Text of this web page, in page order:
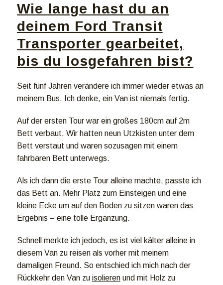
Wie lange hast du an
deinem Ford Transit
Transporter gearbeitet,
bis du losgefahren bist?
Seit fünf Jahren verändere ich immer wieder etwas an
meinem Bus. Ich denke, ein Van ist niemals fertig.
Auf der ersten Tour war ein großes 180cm auf 2m
Bett verbaut. Wir hatten neun Utzkisten unter dem
Bett verstaut und waren sozusagen mit einem
fahrbaren Bett unterwegs.
Als ich dann die erste Tour alleine machte, passte ich
das Bett an. Mehr Platz zum Einsteigen und eine
kleine Ecke um auf den Boden zu sitzen waren das
Ergebnis – eine tolle Ergänzung.
Schnell merkte ich jedoch, es ist viel kälter alleine in
diesem Van zu reisen als vorher mit meinem
damaligen Freund. So entschied ich mich nach der
Rückkehr den Van zu isolierenund mit Holz zu